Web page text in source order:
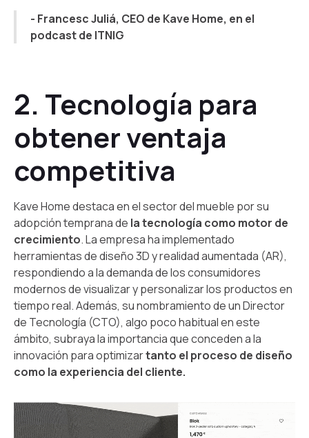
- Francesc Juliá, CEO de Kave Home, en el
podcast de ITNIG
2. Tecnología para
obtener ventaja
competitiva
Kave Home destaca en el sector del mueble por su
adopción temprana de la tecnología como motor de
crecimiento. La empresa ha implementado
herramientas de diseño 3D y realidad aumentada (AR),
respondiendo a la demanda de los consumidores
modernos de visualizar y personalizar los productos en
tiempo real. Además, su nombramiento de un Director
de Tecnología (CTO), algo poco habitual en este
ámbito, subraya la importancia que conceden a la
innovación para optimizartanto el proceso de diseño
como la experiencia del cliente.